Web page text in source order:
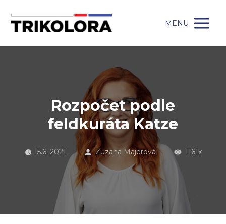
MENU
Rozpočet podle
feldkuráta Katze
15.6. 2021 Zuzana Majerová 1161x